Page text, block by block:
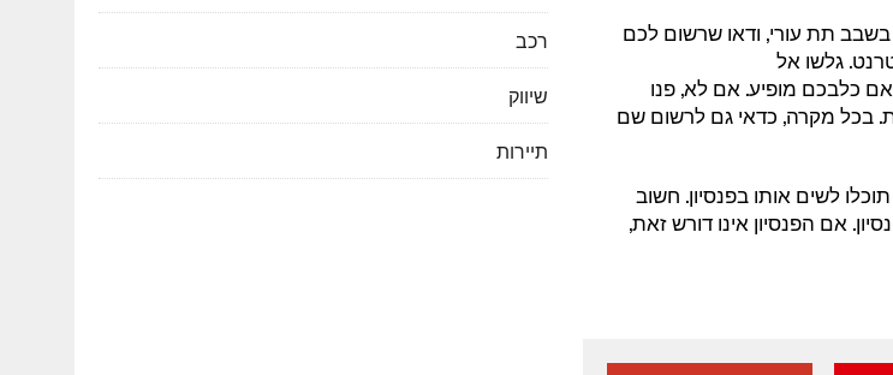
תת עורי, ודאו שרשום לכם
גלשו אל
כלבכם מופיע. אם לא, פנו
בכל מקרה, כדאי גם לרשום שם
אותו בפנסיון. חשוב
אם הפנסיון אינו דורש זאת,
רכב
שיווק
תיירות